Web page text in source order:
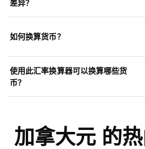
差异？
如何换算货币？
使用此汇率换算器可以换算哪些货
币？
加拿大元 的